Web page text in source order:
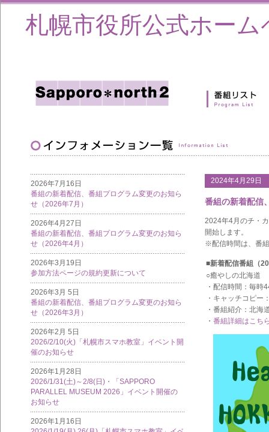
札幌市役所公式ホーム
2026年7月16日
番組の新着配信、番組プログラム変更のお知ら
せ（2026年7月）
2026年4月27日
番組の新着配信、番組プログラム変更のお知ら
せ（2026年4月）
2026年3月19日
参加方法ページの規約更新について
2026年3月 5日
番組の新着配信、番組プログラム変更のお知ら
せ（2026年3月）
2026年2月 5日
2026/2/10(火)「札幌市スマホ教室」イベント開
催のお知らせ
2026年1月28日
2026/1/31(土)～2/8(日)・「SAPPORO
PARALLEL MUSEUM 2026」イベント開催の
お知らせ
2026年1月16日
2024年4月29日
番組の新着配信
2024年4月のチ・
開始します。
※配信時間は、番
■新着配信番組（
○癒やしの北海道
・配信時間：毎時
・キャッチコピー
・番組紹介：北海
・ 番組詳細はこち